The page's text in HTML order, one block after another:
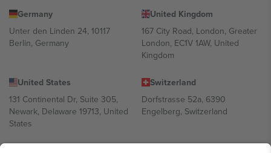
Germany
Unter den Linden 24, 10117
Berlin, Germany
United Kingdom
167 City Road, London, Greater
London, EC1V 1AW, United
Kingdom
United States
131 Continental Dr, Suite 305,
Newark, Delaware 19713, United
States
Switzerland
Dorfstrasse 52a, 6390
Engelberg, Switzerland